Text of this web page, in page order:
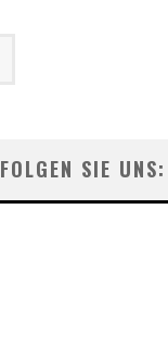
FOLGEN SIE UNS: